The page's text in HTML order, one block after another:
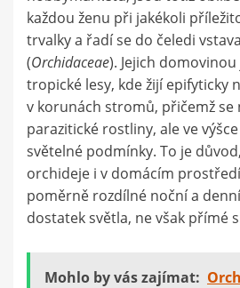
každou ženu při jakékoli
trvalky a řadí se do čeledi
(Orchidaceae). Jejich
tropické lesy, kde žijí epifyticky
v korunách stromů, přičemž se
parazitické rostliny, ale ve
světelné podmínky. To je
orchideje i v domácím
poměrně rozdílné noční a
dostatek světla, ne však přímé
Mohlo by vás zajímat: